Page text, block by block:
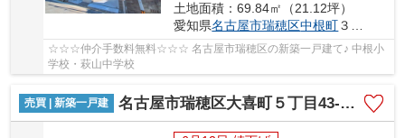
土地面積：69.84㎡（21.12坪）
愛知県名古屋市瑞穂区中根町３丁目15-3
☆☆☆仲介手数料無料☆☆☆ 名古屋市瑞穂区の新築一戸建て♪ 中根小
学校・萩山中学校
売買 | 新築一戸建 名古屋市瑞穂区大喜町５丁目43-1【仲介手数料無料】新築一戸建て